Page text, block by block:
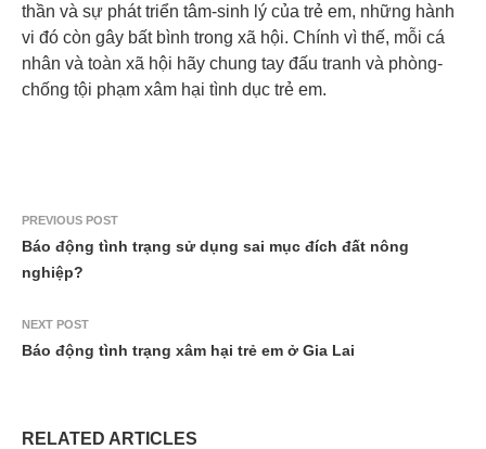
thần và sự phát triển tâm-sinh lý của trẻ em, những hành
vi đó còn gây bất bình trong xã hội. Chính vì thế, mỗi cá
nhân và toàn xã hội hãy chung tay đấu tranh và phòng-
chống tội phạm xâm hại tình dục trẻ em.
PREVIOUS POST
Báo động tình trạng sử dụng sai mục đích đất nông
nghiệp?
NEXT POST
Báo động tình trạng xâm hại trẻ em ở Gia Lai
RELATED ARTICLES